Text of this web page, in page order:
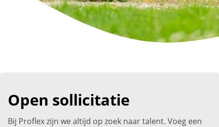
Open sollicitatie
Bij Proflex zijn we altijd op zoek naar talent. Voeg een